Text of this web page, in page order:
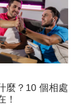
麼？10 個相處
！